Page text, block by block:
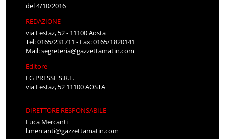
del 4/10/2016
REDAZIONE
via Festaz, 52 - 11100 Aosta
Tel: 0165/231711 - Fax: 0165/1820141
Mail:segreteria@gazzettamatin.com
Editore
LG PRESSE S.R.L.
via Festaz, 52 11100 AOSTA
DIRETTORE RESPONSABILE
Luca Mercanti
l.mercanti@gazzettamatin.com